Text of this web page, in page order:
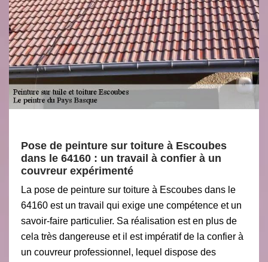
Pose de peinture sur toiture à Escoubes
dans le 64160 : un travail à confier à un
couvreur expérimenté
La pose de peinture sur toiture à Escoubes dans le
64160 est un travail qui exige une compétence et un
savoir-faire particulier. Sa réalisation est en plus de
cela très dangereuse et il est impératif de la confier à
un couvreur professionnel, lequel dispose des